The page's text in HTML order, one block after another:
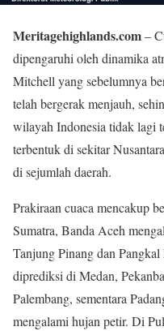
Meritagehighlands.com–
dipengaruhi oleh dinamika
Mitchell yang sebelumnya
telah bergerak menjauh,
wilayah Indonesia tidak lagi
terbentuk di sekitar
di sejumlah daerah.
Prakiraan cuaca mencakup
Sumatra, Banda Aceh
Tanjung Pinang dan
diprediksi di Medan,
Palembang, sementara
mengalami hujan petir. Di